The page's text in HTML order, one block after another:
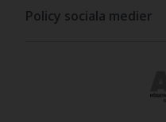
Policy sociala medier